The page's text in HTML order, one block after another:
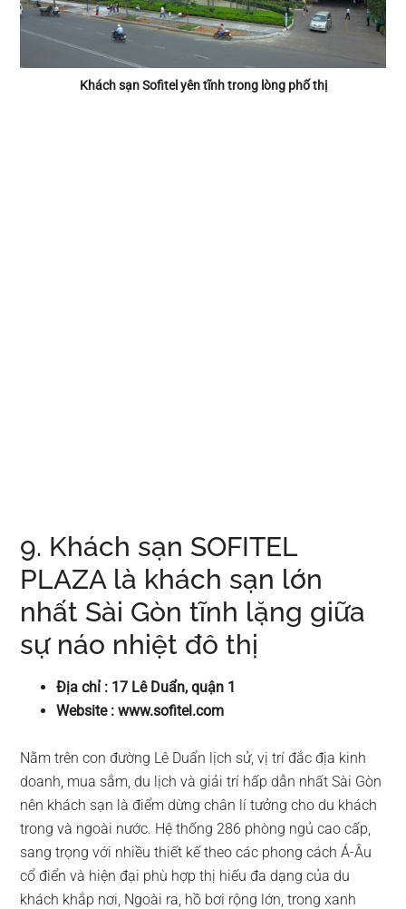
Khách sạn Sofitel yên tĩnh trong lòng phố thị
9. Khách sạn SOFITEL
PLAZA là khách sạn lớn
nhất Sài Gòn tĩnh lặng giữa
sự náo nhiệt đô thị
Địa chỉ : 17 Lê Duẩn, quận 1
Website : www.sofitel.com
Nằm trên con đường Lê Duẩn lịch sử, vị trí đắc địa kinh
doanh, mua sắm, du lịch và giải trí hấp dẫn nhất Sài Gòn
nên khách sạn là điểm dừng chân lí tưởng cho du khách
trong và ngoài nước. Hệ thống 286 phòng ngủ cao cấp,
sang trọng với nhiều thiết kế theo các phong cách Á-Âu
cổ điển và hiện đại phù hợp thị hiếu đa dạng của du
khách khắp nơi, Ngoài ra, hồ bơi rộng lớn, trong xanh